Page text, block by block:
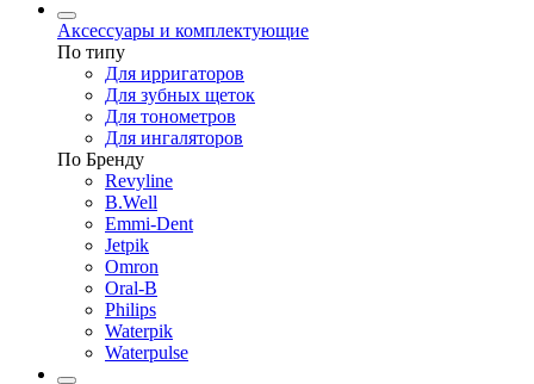
Аксессуары и комплектующие
По типу
Для ирригаторов
Для зубных щеток
Для тонометров
Для ингаляторов
По Бренду
Revyline
B.Well
Emmi-Dent
Jetpik
Omron
Oral-B
Philips
Waterpik
Waterpulse